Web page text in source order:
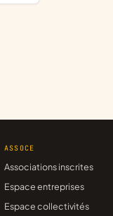
ASSOCE
Associations inscrites
Espace entreprises
Espace collectivités